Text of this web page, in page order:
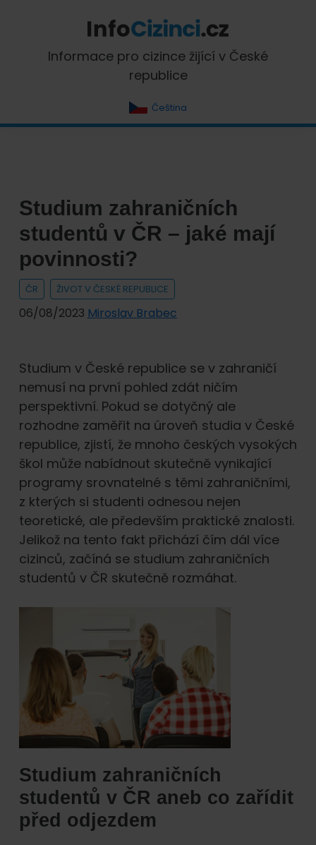
primary
navigation
content
primaryInfoCizinci.cz
Informace pro cizince žijící v České
republice
Čeština
Studium zahraničních
studentů v ČR – jaké mají
povinnosti?
ČR ŽIVOT V ČESKÉ REPUBLICE
06/08/2023 Miroslav Brabec
Studium v České republice se v zahraničí
nemusí na první pohled zdát ničím
perspektivní. Pokud se dotyčný ale
rozhodne zaměřit na úroveň studia v České
republice, zjistí, že mnoho českých vysokých
škol může nabídnout skutečně vynikající
programy srovnatelné s těmi zahraničními,
z kterých si studenti odnesou nejen
teoretické, ale především praktické znalosti.
Jelikož na tento fakt přichází čím dál více
cizinců, začíná se studium zahraničních
studentů v ČR skutečně rozmáhat.
Studium zahraničních
studentů v ČR aneb co zařídit
před odjezdem